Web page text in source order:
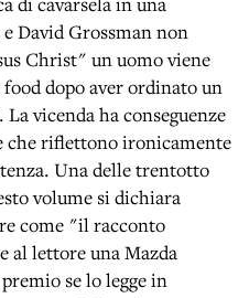
David Grossman non
Christ" un uomo viene
dopo aver ordinato un
vicenda ha conseguenze
che riflettono ironicamente
Una delle trentotto
volume si dichiara
come "il racconto
lettore una Mazda
se lo legge in